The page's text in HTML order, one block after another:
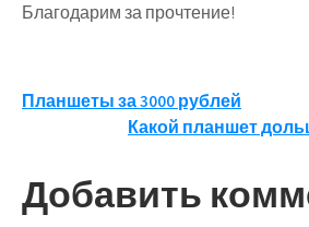
Благодарим за прочтение!
Навигация
записям
Планшеты за 3000 рублей
Какой планшет
Добавить